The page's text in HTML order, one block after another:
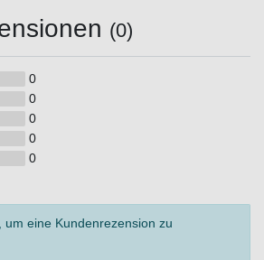
(0)
0
0
0
0
0
um eine Kundenrezension zu